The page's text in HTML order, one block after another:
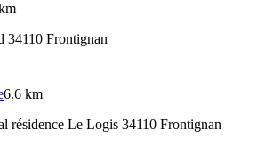
34110 Frontignan
6.6 km
résidence Le Logis 34110 Frontignan